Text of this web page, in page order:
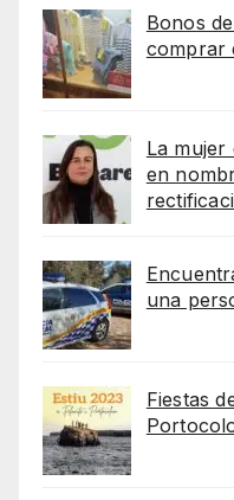
Bonos
comprar
La mujer
en
una
Fiestas